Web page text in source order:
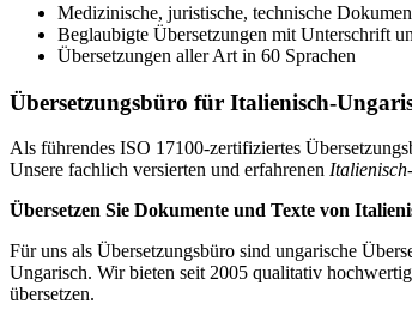
Medizinische, juristische, technische
Beglaubigte Übersetzungen mit Unterschrift
Übersetzungen aller Art in 60 Sprachen
Übersetzungsbüro für Italienisch-
Als führendes ISO 17100-zertifiziertes
Unsere fachlich versierten und erfahrenen Italienisch
Übersetzen Sie Dokumente und Texte von
Für uns als Übersetzungsbüro sind ungarische
Ungarisch. Wir bieten seit 2005 qualitativ
übersetzen.